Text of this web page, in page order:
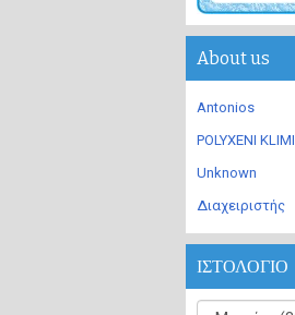
About us
Antonios
POLYXENI KLIMI
Unknown
Διαχειριστής
ΙΣΤΟΛΟΓΙΟ